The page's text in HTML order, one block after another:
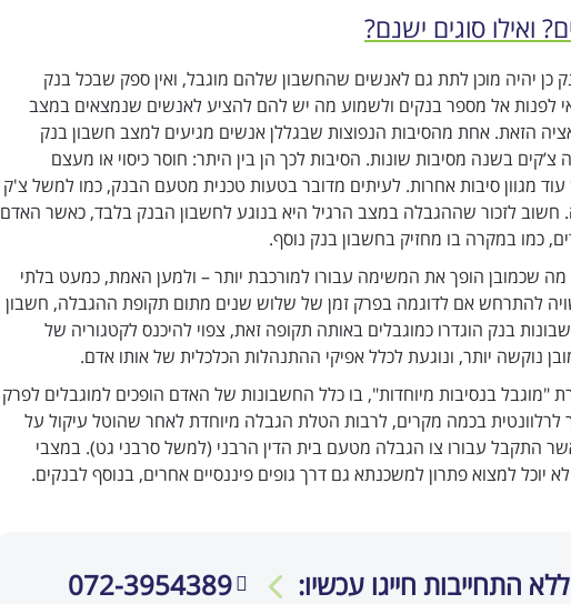
ואילו סוגים ישנם?
יהיה מוכן לתת גם לאנשים שהחשבון שלהם מוגבל, ואין ספק שבכל בנק
לפנות אל מספר בנקים ולשמוע מה יש להם להציע לאנשים שנמצאים במצב
הזאת. אחת מהסיבות הנפוצות שבגללן אנשים מגיעים למצב חשבון בנק
בשנה מסיבות שונות. הסיבות לכך הן בין היתר: חוסר כיסוי או מעצם
מגוון סיבות אחרות. לעיתים מדובר בטעות טכנית מטעם הבנק, כמו למשל צ'ק
חשוב לזכור שההגבלה במצב הרגיל היא בנוגע לחשבון הבנק בלבד, כאשר האדם
כמו במקרה בו מחזיק בחשבון בנק נוסף.
מה שכמובן הופך את המשימה עבורו למורכבת יותר – ולמען האמת, כמעט בלתי
להתרחש אם לדוגמה בפרק זמן של שלוש שנים מתום תקופת ההגבלה, חשבון
בנק הוגדרו כמוגבלים באותה תקופה זאת, צפוי להיכנס לקטגוריה של
נוקשה יותר, ונוגעת לכלל אפיקי ההתנהלות הכלכלית של אותו אדם.
"מוגבל בנסיבות מיוחדות", בו כלל החשבונות של האדם הופכים למוגבלים לפרק
בכמה מקרים, לרבות הטלת הגבלה מיוחדת לאחר שהוטל עיקול על
התקבל עבורו צו הגבלה מטעם בית הדין הרבני (למשל סרבני גט). במצבי
יוכל למצוא פתרון למשכנתא גם דרך גופים פיננסיים אחרים, בנוסף לבנקים.
ללא התחייבות חייגו עכשיו: 072-3954389